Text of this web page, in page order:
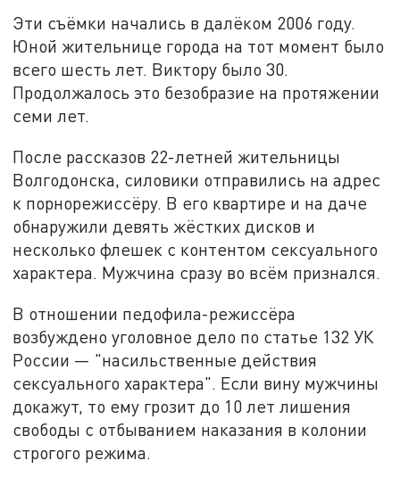
Эти съёмки начались в далёком 2006 году.
Юной жительнице города на тот момент было
всего шесть лет. Виктору было 30.
Продолжалось это безобразие на протяжении
семи лет.
После рассказов 22-летней жительницы
Волгодонска, силовики отправились на адрес
к порнорежиссёру. В его квартире и на даче
обнаружили девять жёстких дисков и
несколько флешек с контентом сексуального
характера. Мужчина сразу во всём признался.
В отношении педофила-режиссёра
возбуждено уголовное дело по статье 132 УК
России — "насильственные действия
сексуального характера". Если вину мужчины
докажут, то ему грозит до 10 лет лишения
свободы с отбыванием наказания в колонии
строгого режима.